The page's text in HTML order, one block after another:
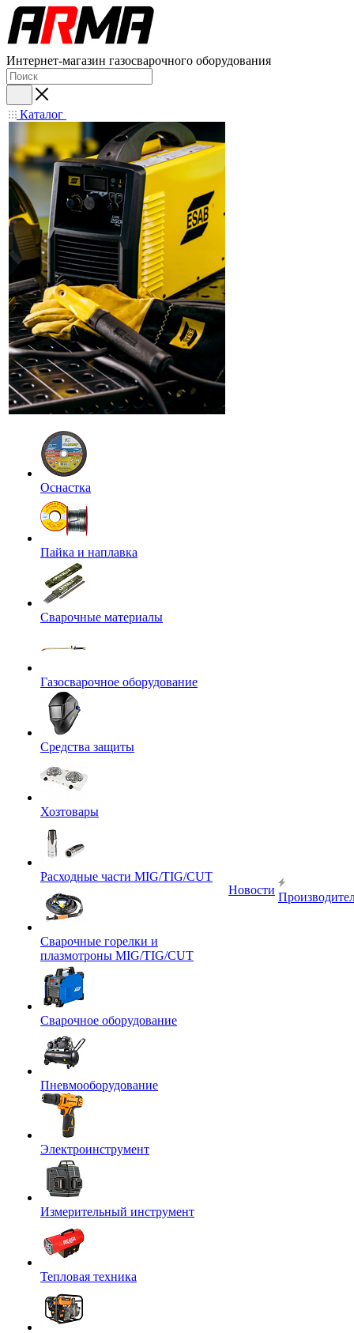
Интернет-магазин газосварочного оборудования
Каталог
Оснастка
Пайка и наплавка
Сварочные материалы
Газосварочное оборудование
Средства защиты
Хозтовары
Расходные части MIG/TIG/CUT
Сварочные горелки и
плазмотроны MIG/TIG/CUT
Сварочное оборудование
Пневмооборудование
Электроинструмент
Измерительный инструмент
Тепловая техника
Новости